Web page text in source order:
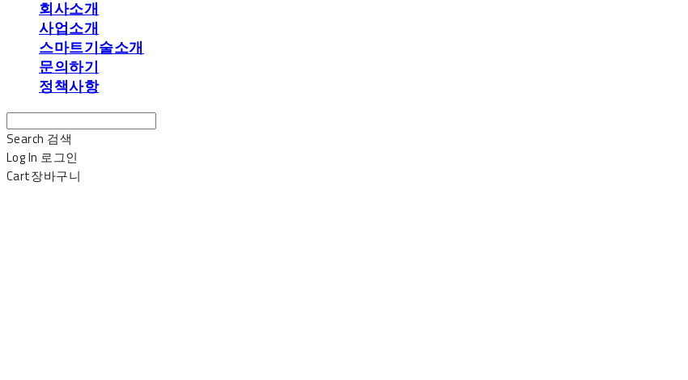
회사소개
사업소개
스마트기술소개
문의하기
정책사항
Search 검색
Log In 로그인
Cart장바구니